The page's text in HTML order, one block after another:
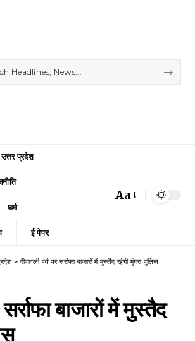
उत्तर प्रदेश
धर्म
ई पेपर
Font
Aa
> दीपावली पर्व पर सर्राफा बाजारों में मुस्तैद रहेगी मुंगरा पुलिस
बाजारों में मुस्तैद